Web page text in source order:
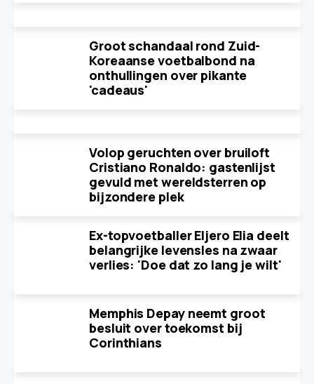
Groot schandaal rond Zuid-
Koreaanse voetbalbond na
onthullingen over pikante
'cadeaus'
Volop geruchten over bruiloft
Cristiano Ronaldo: gastenlijst
gevuld met wereldsterren op
bijzondere plek
Ex-topvoetballer Eljero Elia deelt
belangrijke levensles na zwaar
verlies: 'Doe dat zo lang je wilt'
Memphis Depay neemt groot
besluit over toekomst bij
Corinthians